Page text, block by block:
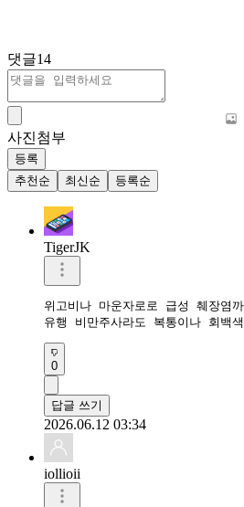
댓글14
사진첨부
등록
추천순
최신순 등록순
TigerJK
위고비나 마운자로로 급성 췌장
유행 비만주사라도 복통이나 회
0
답글 쓰기
2026.06.12 03:34
iollioii